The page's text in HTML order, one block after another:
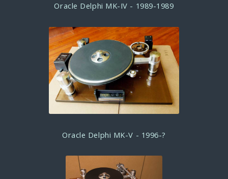
Oracle Delphi MK-IV - 1989-1989
Oracle Delphi MK-V - 1996-?